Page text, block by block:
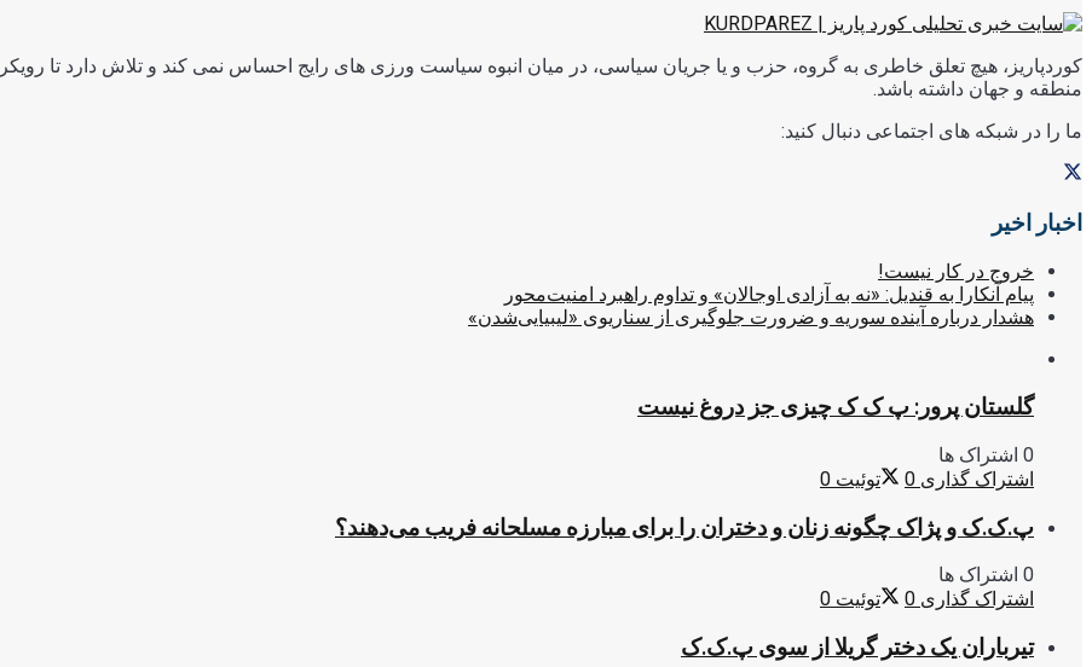
کوردپاریز، هیچ تعلق خاطری به گروه، حزب و یا جریان سیاسی، در میان انبوه سیاست ورزی های رایج احساس نمی کند و تلاش دارد تا
منطقه و جهان داشته باشد.
ما را در شبکه های اجتماعی دنبال کنید:
اخبار اخیر
خروج در کار نیست!
پیام آنکارا به قندیل: «نه به آزادی اوجالان» و تداوم راهبرد امنیت‌محور
هشدار درباره آینده سوریه و ضرورت جلوگیری از سناریوی «لیبیایی‌شدن»
گلستان پرور: پ ک ک چیزی جز دروغ نیست
0 اشتراک ها
اشتراک گذاری 0 توئیت 0
پ.ک.ک و پژاک چگونه زنان و دختران را برای مبارزه مسلحانه فریب می‌دهند؟
0 اشتراک ها
اشتراک گذاری 0 توئیت 0
تیرباران یک دختر گریلا از سوی پ.ک.ک